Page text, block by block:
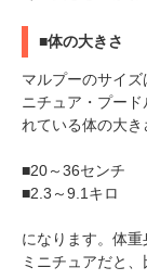
■体の大きさ
マルプーのサイ
ニチュア・プー
れている体の大き
■20～36センチ
■2.3～9.1キロ
になります。体
ミニチュアだと、